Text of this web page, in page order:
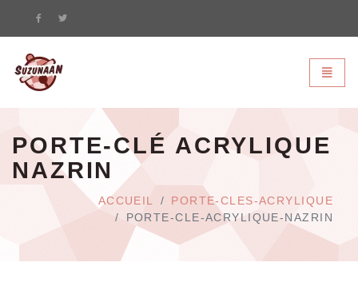
PORTE-CLÉ ACRYLIQUE
NAZRIN
ACCUEIL
PORTE-CLES-ACRYLIQUE
PORTE-CLE-ACRYLIQUE-NAZRIN